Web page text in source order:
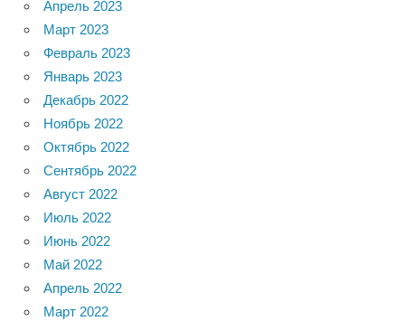
Апрель 2023
Март 2023
Февраль 2023
Январь 2023
Декабрь 2022
Ноябрь 2022
Октябрь 2022
Сентябрь 2022
Август 2022
Июль 2022
Июнь 2022
Май 2022
Апрель 2022
Март 2022